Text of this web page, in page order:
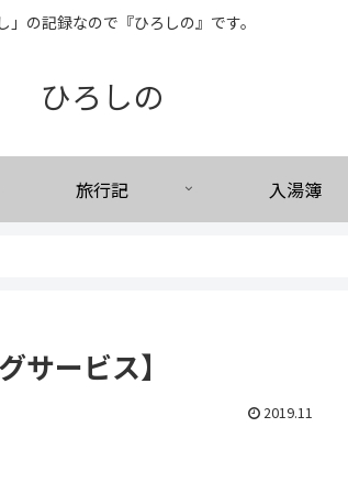
」の記録なので『ひろしの』です。
ひろしの
旅行記 入湯簿
サービス】
2019.11